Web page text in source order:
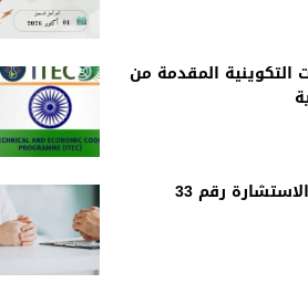
التكوينية المقدمة من
رقم 33